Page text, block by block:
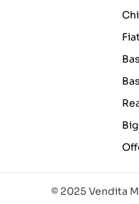
© 2025 Vendita